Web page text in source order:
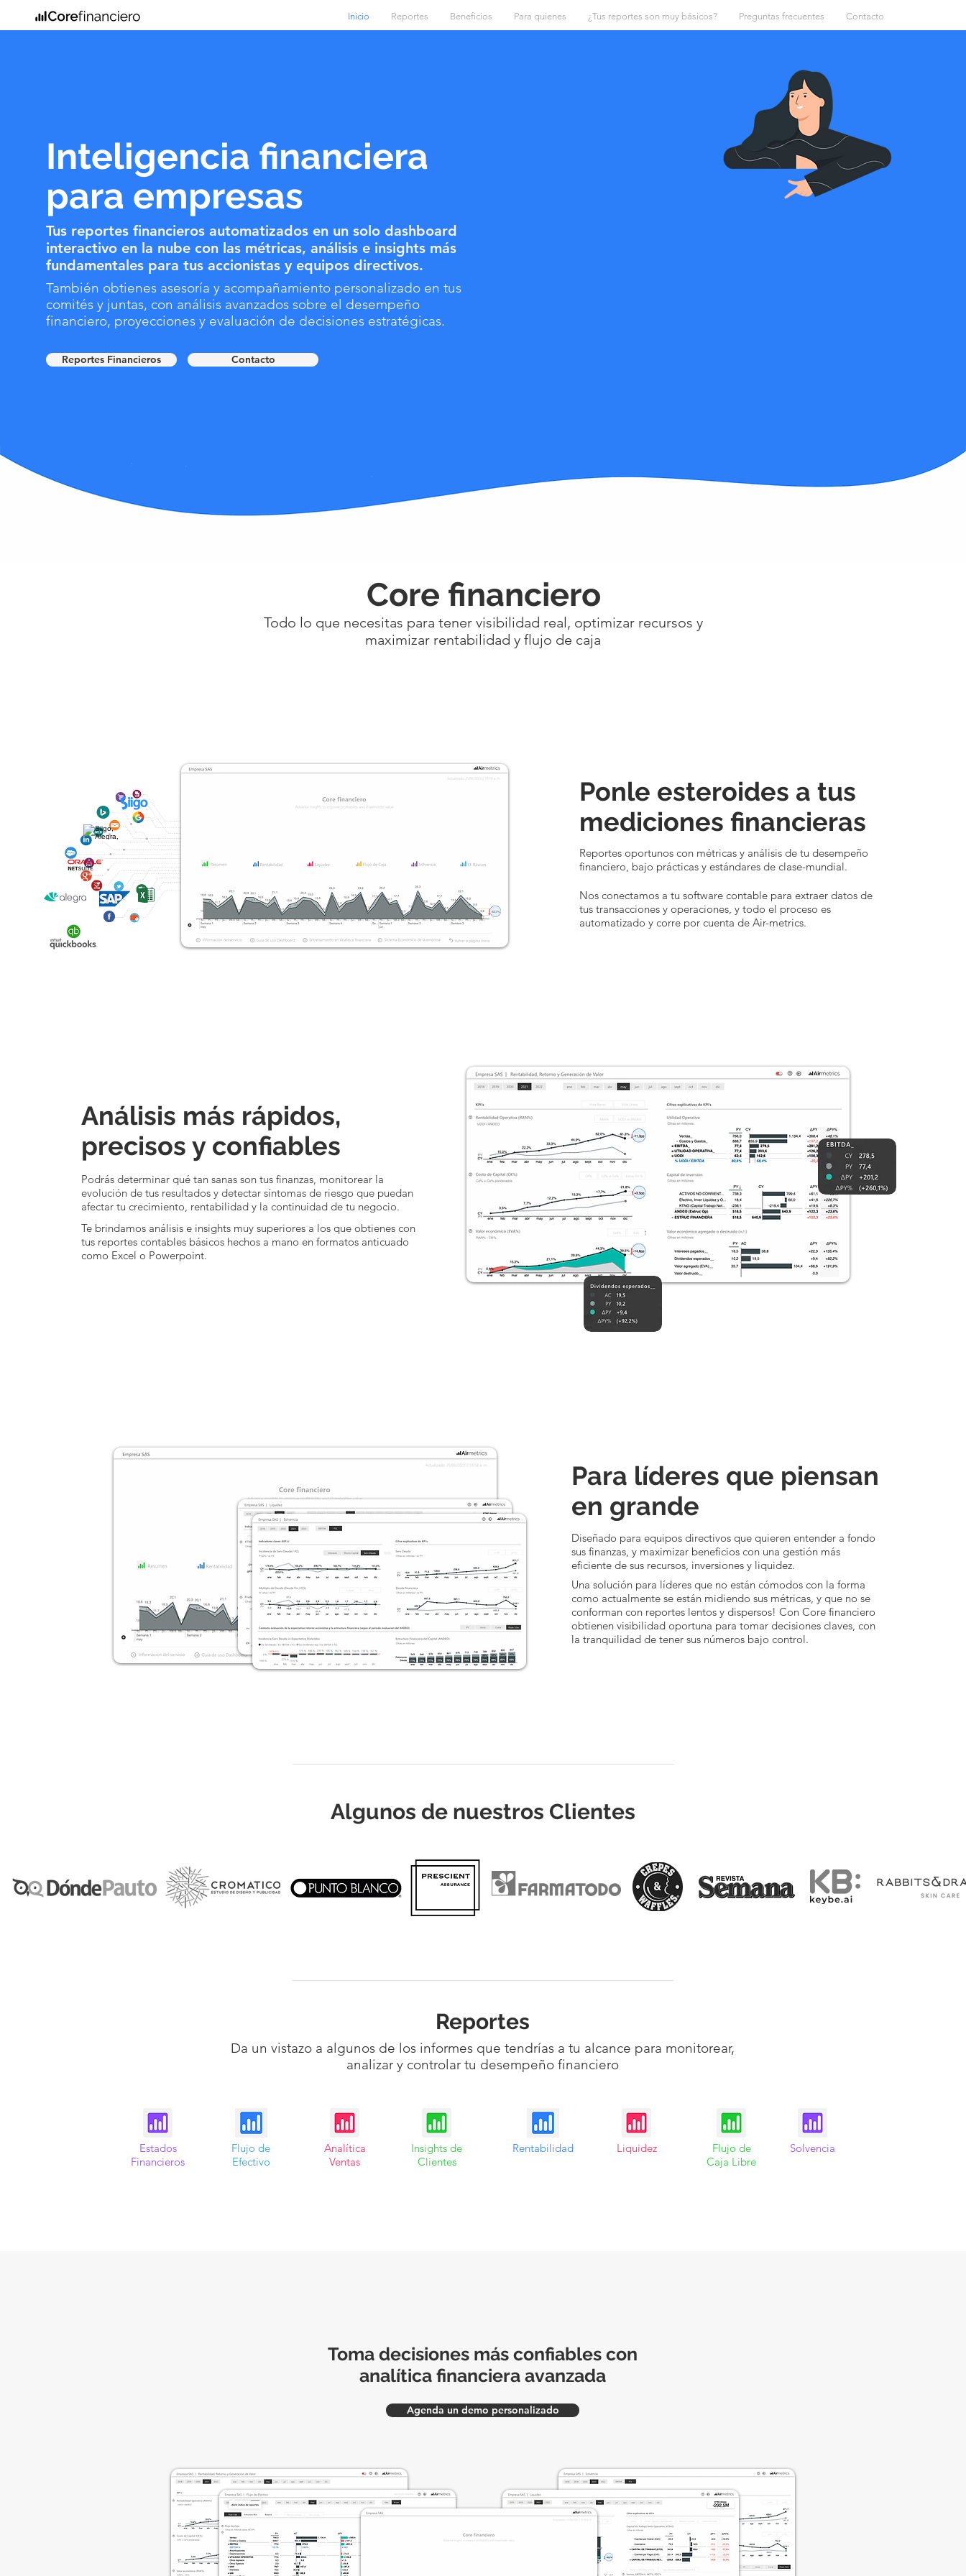
Inicio Reportes Beneficios Para quienes ¿Tus reportes son muy básicos? Preguntas frecuentes Contacto
Inteligencia financiera
para empresas
Tus reportes financieros automatizados en un solo dashboard
interactivo en la nube con las métricas, análisis e insights más
fundamentales para tus accionistas y equipos directivos.
También obtienes asesoría y acompañamiento personalizado en tus
comités y juntas, con análisis avanzados sobre el desempeño
financiero, proyecciones y evaluación de decisiones estratégicas.
Reportes Financieros Contacto
Core financiero
Todo lo que necesitas para tener visibilidad real, optimizar recursos y
maximizar rentabilidad y flujo de caja
Ponle esteroides a tus
mediciones financieras
Reportes oportunos con métricas y análisis de tu desempeño
financiero, bajo prácticas y estándares de clase-mundial.
Nos conectamos a tu software contable para extraer datos de
tus transacciones y operaciones, y todo el proceso es
automatizado y corre por cuenta de Air-metrics.
Análisis más rápidos,
precisos y confiables
Podrás determinar qué tan sanas son tus finanzas, monitorear la
evolución de tus resultados y detectar síntomas de riesgo que puedan
afectar tu crecimiento, rentabilidad y la continuidad de tu negocio.
Te brindamos análisis e insights muy superiores a los que obtienes con
tus reportes contables básicos hechos a mano en formatos anticuado
como Excel o Powerpoint.
Para líderes que piensan
en grande
Diseñado para equipos directivos que quieren entender a fondo
sus finanzas, y maximizar beneficios con una gestión más
eficiente de sus recursos, inversiones y liquidez.
Una solución para líderes que no están cómodos con la forma
como actualmente se están midiendo sus métricas, y que no se
conforman con reportes lentos y dispersos! Con Core financiero
obtienen visibilidad oportuna para tomar decisiones claves, con
la tranquilidad de tener sus números bajo control.
Algunos de nuestros Clientes
Reportes
Da un vistazo a algunos de los informes que tendrías a tu alcance para monitorear,
analizar y controlar tu desempeño financiero
Estados
Financieros
Flujo de
Efectivo
Analítica
Ventas
Insights de
Clientes
Rentabilidad Liquidez
Flujo de
Caja Libre
Solvencia
Toma decisiones más confiablescon
analítica financiera avanzada
Agenda un demo personalizado